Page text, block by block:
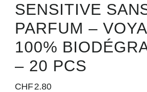
SENSITIVE
PARFUM –
100%
– 20 PCS
CHF2.80